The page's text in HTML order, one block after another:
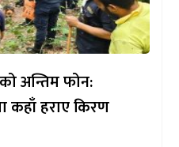
अन्तिम फोन:
कहाँ हराए किरण